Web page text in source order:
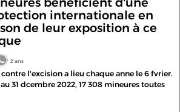
internationale en
de leur exposition à ce
2 ans
l'excision a lieu chaque anne le 6 fvrier.
31 dcembre 2022, 17 308 mineures toutes